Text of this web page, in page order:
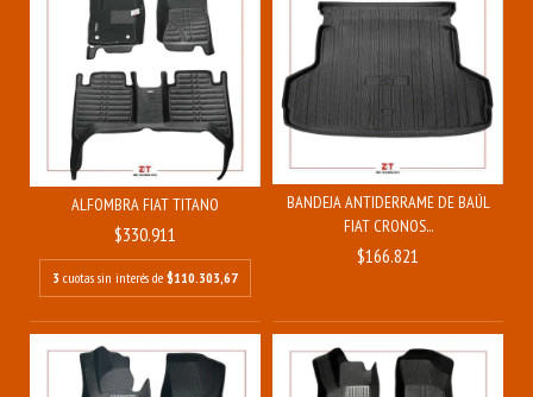
ALFOMBRA FIAT TITANO
$330.911
3 cuotas sin interés de $110.303,67
BANDEJA ANTIDERRAME DE BAÚL
FIAT CRONOS...
$166.821